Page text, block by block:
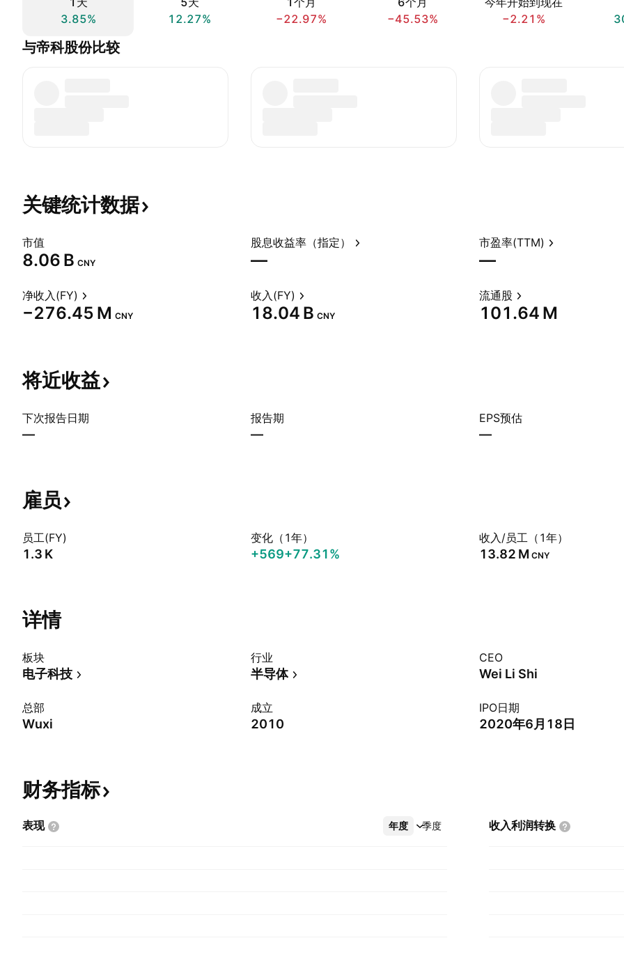
3.85%
12.27%
−22.97%
−45.53%
−2.21%
与帝科股份比较
关键统计数据
市值
‪8.06 B‬ CNY
股息收益率（指定）
—
市盈率(TTM)
—
净收入(FY)
‪−276.45 M‬ CNY
收入(FY)
‪18.04 B‬ CNY
流通股
‪101.64 M‬
将近收益
下次报告日期
—
报告期
—
EPS预估
—
雇员
员工(FY)
‪1.3 K‬
变化（1年）
+569+77.31%
收入/员工（1年）
‪13.82 M‬ CNY
详情
板块
电子科技
行业
半导体
CEO
Wei Li Shi
总部
Wuxi
成立
2010
IPO日期
2020年6月18日
财务指标
表现 年度 季度
更多 收入利润转换